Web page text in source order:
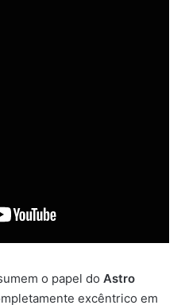
o papel do Astro
excêntrico em